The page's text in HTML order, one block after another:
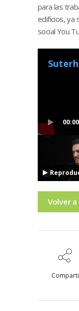
para las
edificios, ya
social You
00:00
Volver a